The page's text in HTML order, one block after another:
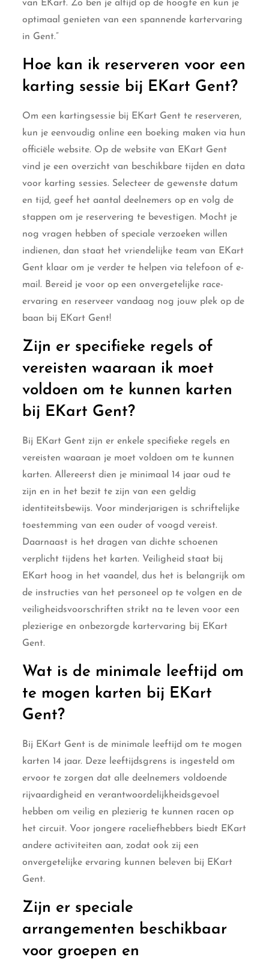
van EKart. Zo ben je altijd op de hoogte en kun je
optimaal genieten van een spannende kartervaring
in Gent.”
Hoe kan ik reserveren voor een
karting sessie bij EKart Gent?
Om een kartingsessie bij EKart Gent te reserveren,
kun je eenvoudig online een boeking maken via hun
officiële website. Op de website van EKart Gent
vind je een overzicht van beschikbare tijden en data
voor karting sessies. Selecteer de gewenste datum
en tijd, geef het aantal deelnemers op en volg de
stappen om je reservering te bevestigen. Mocht je
nog vragen hebben of speciale verzoeken willen
indienen, dan staat het vriendelijke team van EKart
Gent klaar om je verder te helpen via telefoon of e-
mail. Bereid je voor op een onvergetelijke race-
ervaring en reserveer vandaag nog jouw plek op de
baan bij EKart Gent!
Zijn er specifieke regels of
vereisten waaraan ik moet
voldoen om te kunnen karten
bij EKart Gent?
Bij EKart Gent zijn er enkele specifieke regels en
vereisten waaraan je moet voldoen om te kunnen
karten. Allereerst dien je minimaal 14 jaar oud te
zijn en in het bezit te zijn van een geldig
identiteitsbewijs. Voor minderjarigen is schriftelijke
toestemming van een ouder of voogd vereist.
Daarnaast is het dragen van dichte schoenen
verplicht tijdens het karten. Veiligheid staat bij
EKart hoog in het vaandel, dus het is belangrijk om
de instructies van het personeel op te volgen en de
veiligheidsvoorschriften strikt na te leven voor een
plezierige en onbezorgde kartervaring bij EKart
Gent.
Wat is de minimale leeftijd om
te mogen karten bij EKart
Gent?
Bij EKart Gent is de minimale leeftijd om te mogen
karten 14 jaar. Deze leeftijdsgrens is ingesteld om
ervoor te zorgen dat alle deelnemers voldoende
rijvaardigheid en verantwoordelijkheidsgevoel
hebben om veilig en plezierig te kunnen racen op
het circuit. Voor jongere raceliefhebbers biedt EKart
andere activiteiten aan, zodat ook zij een
onvergetelijke ervaring kunnen beleven bij EKart
Gent.
Zijn er speciale
arrangementen beschikbaar
voor groepen en